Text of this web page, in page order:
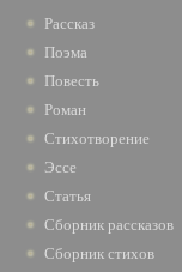
Рассказ
Поэма
Повесть
Роман
Стихотворение
Эссе
Статья
Сборник рассказов
Сборник стихов